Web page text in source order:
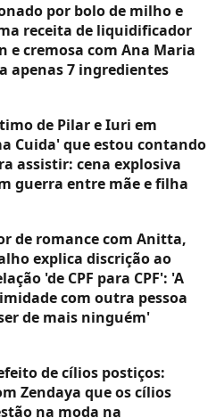
por bolo de milho e
receita de liquidificador
e cremosa com Ana Maria
apenas 7 ingredientes
de Pilar e Iuri em
Cuida' que estou contando
assistir: cena explosiva
guerra entre mãe e filha
de romance com Anitta,
explica discrição ao
'de CPF para CPF': 'A
com outra pessoa
de mais ninguém'
de cílios postiços:
Zendaya que os cílios
na moda na